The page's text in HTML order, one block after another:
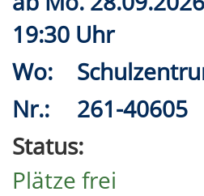
19:30 Uhr
Wo:
Nr.:
261-40605
Status:
Plätze frei